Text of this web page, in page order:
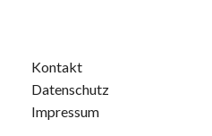
Kontakt
Datenschutz
Impressum